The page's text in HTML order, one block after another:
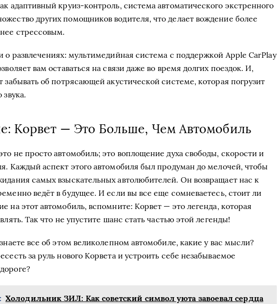
адаптивный круиз-контроль, система автоматического экстренного
других помощников водителя, что делает вождение более
стрессовым.
о развлечениях: мультимедийная система с поддержкой Apple CarPlay
вам оставаться на связи даже во время долгих поездок. И,
забывать об потрясающей акустической системе, которая погрузит
Корвет — Это Больше, Чем Автомобиль
не просто автомобиль; это воплощение духа свободы, скорости и
Каждый аспект этого автомобиля был продуман до мелочей, чтобы
самых взыскательных автолюбителей. Он возвращает нас к
ведёт в будущее. И если вы все еще сомневаетесь, стоит ли
на этот автомобиль, вспомните: Корвет — это легенда, которая
Так что не упустите шанс стать частью этой легенды!
все об этом великолепном автомобиле, какие у вас мысли?
за руль нового Корвета и устроить себе незабываемое
Холодильник ЗИЛ: Как советский символ уюта завоевал сердца